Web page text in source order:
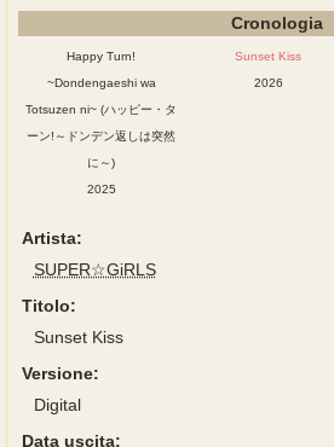
Cronologia
Happy Turn!
~Dondengaeshi wa
Totsuzen ni~ (ハッピー・タ
ーン!～ドンデン返しは突然
に～)
2025
Sunset Kiss
2026
Artista:
SUPER☆GiRLS
Titolo:
Sunset Kiss
Versione:
Digital
Data uscita: